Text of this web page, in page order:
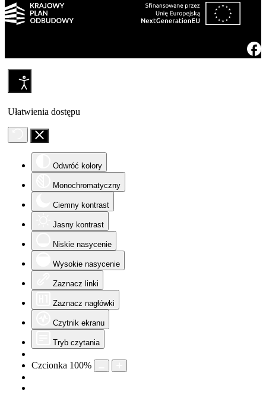
Ułatwienia dostępu
Odwróć kolory
Monochromatyczny
Ciemny kontrast
Jasny kontrast
Niskie nasycenie
Wysokie nasycenie
Zaznacz linki
Zaznacz nagłówki
Czytnik ekranu
Tryb czytania
Czcionka 100%